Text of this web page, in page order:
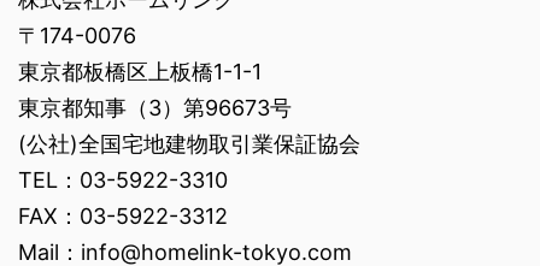
〒174-0076
東京都板橋区上板橋1-1-1
東京都知事（3）第96673号
(公社)全国宅地建物取引業保証協会
TEL：03-5922-3310
FAX：03-5922-3312
Mail：info@homelink-tokyo.com